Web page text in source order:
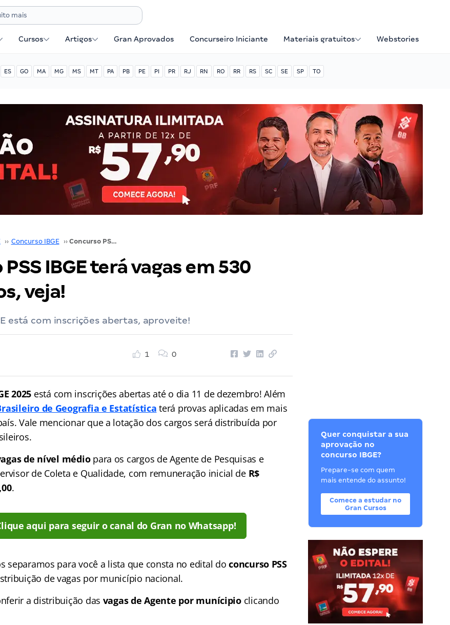
Cursos Artigos Gran Aprovados Concurseiro Iniciante Materiais gratuitos Webstories
ES GO MA MG MS MT PA PB PE PI PR RJ RN RO RR RS SC SE SP TO
›› Concurso IBGE ›› Concurso PSS IBGE terá vagas em 530 municípios, veja!
IBGE terá vagas em 530
veja!
está com inscrições abertas, aproveite!
1 0
2025 está com inscrições abertas até o dia 11 de dezembro! Além
de Geografia e Estatística terá provas aplicadas em mais
Vale mencionar que a lotação dos cargos será distribuída por
de nível médiopara os cargos de Agente de Pesquisas e
de Coleta e Qualidade, com remuneração inicial de R$
.
aqui para seguir o canal do Gran no Whatsapp!
separamos para você a lista que consta no edital doconcurso PSS
de vagas por município nacional.
a distribuição das vagas de Agente por munícipioclicando
Quer conquistar a sua
aprovação no
concurso IBGE?
Prepare-se com quem
mais entende do assunto!
Comece a estudar no
Gran Cursos